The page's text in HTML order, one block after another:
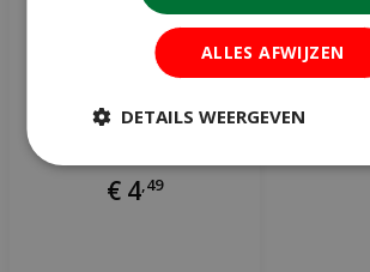
€ 4 49
ALLES AFWIJZEN
DETAILS WEERGEVEN